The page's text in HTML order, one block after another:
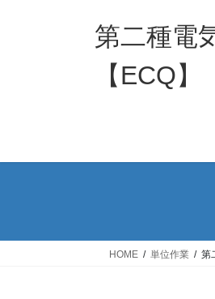
ッ
移
第二種電
【ECQ】
HOME 単位作業 第